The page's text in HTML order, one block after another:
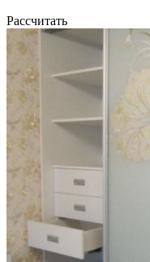
Рассчитать